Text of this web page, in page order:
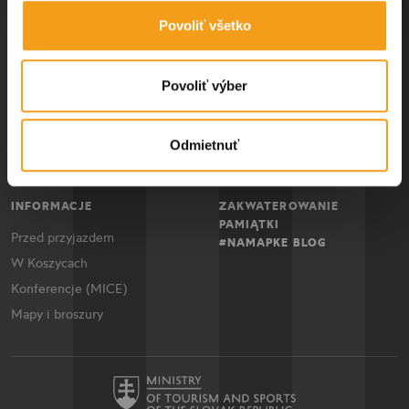
Povoliť všetko
Povoliť výber
Odmietnuť
Gastronomia
PRZEWODNIK
Odkryj samodzielnie
Wycieczki z przewodnikiem
INFORMACJE
Przed przyjazdem
W Koszycach
Konferencje (MICE)
Mapy i broszury
ZAKWATEROWANIE
PAMIĄTKI
#NAMAPKE BLOG